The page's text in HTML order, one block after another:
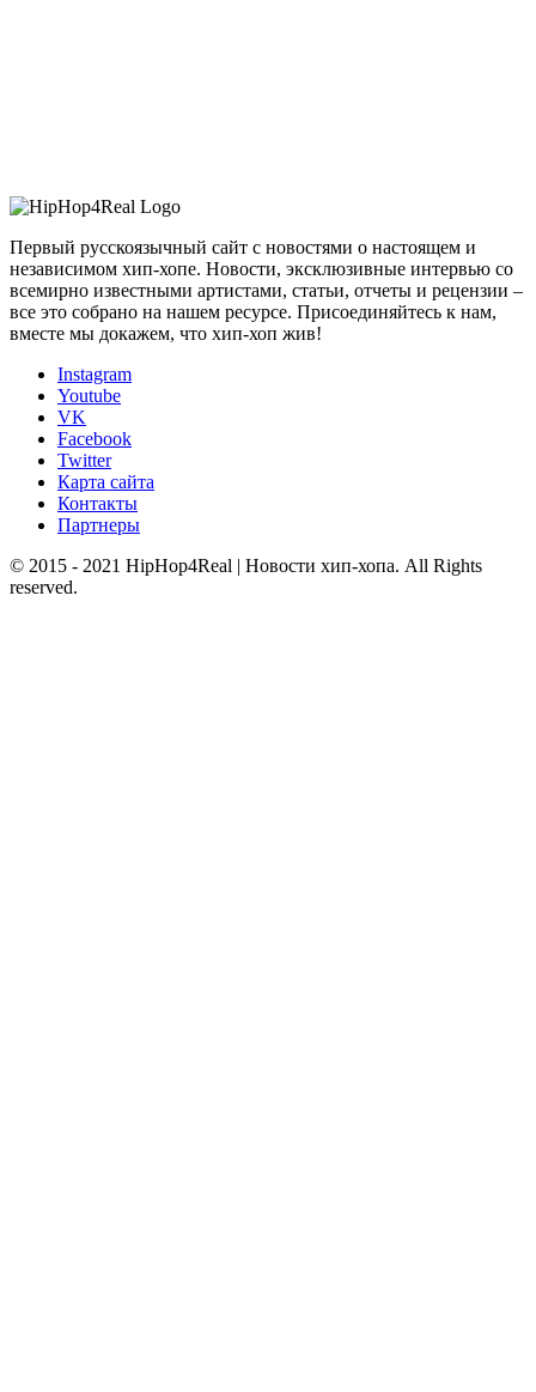
Первый русскоязычный сайт с новостями о настоящем и
независимом хип-хопе. Новости, эксклюзивные интервью со
всемирно известными артистами, статьи, отчеты и рецензии –
все это собрано на нашем ресурсе. Присоединяйтесь к нам,
вместе мы докажем, что хип-хоп жив!
Instagram
Youtube
VK
Facebook
Twitter
Карта сайта
Контакты
Партнеры
© 2015 - 2021 HipHop4Real | Новости хип-хопа. All Rights
reserved.